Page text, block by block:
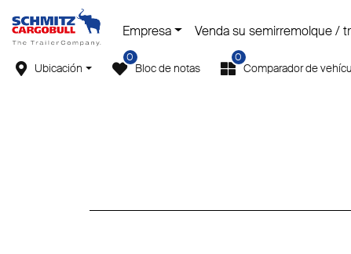
Ubicación Bloc de notas
0
Comparador de
0
Empresa Venda su semirremolque /